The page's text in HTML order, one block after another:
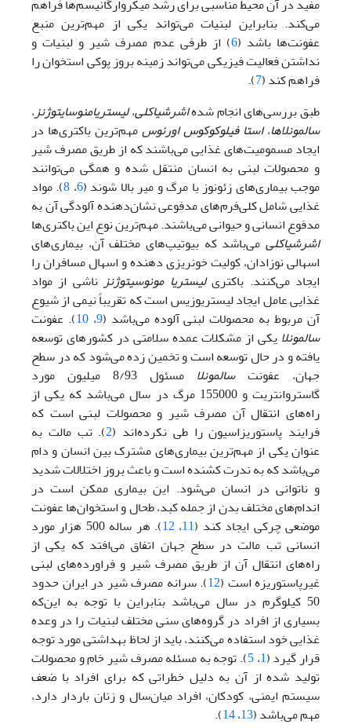
مفید در آن محیط مناسبی برای رشد میکروارگانیسم‌ها فراهم
می‌کند. بنابراین لبنیات می‌تواند یکی از مهم‌ترین منبع
عفونت‌ها باشد (6) از طرفی عدم مصرف شیر و لبنیات و
نداشتن فعالیت فیزیکی می‌تواند زمینه بروز پوکی استخوان را
فراهم کند (7
).
طبق بررسی‌های انجام شدهاشرشیاکلی،لیستریامنوسایتوژنز،
سالمونلاها،استا فیلوکوکوس اورئوسمهم‌ترین باکتری‌ها در
ایجاد مسمومیت‌های غذایی می‌باشند که از طریق مصرف شیر
و محصولات لبنی به انسان منتقل شده و همگی می‌توانند
موجب بیماری‌های زئونوز با مرگ و میر بالا شوند (6، 8). مواد
غذایی شامل کلی‌فرم‌های مدفوعی نشان‌دهنده آلودگی آن به
مدفوع انسانی و حیوانی می‌باشند. مهم‌ترین نوع این باکتری‌ها
اشرشیاکلی می‌باشد که بیوتیپ‌های مختلف آن، بیماری‌های
اسهالی نوزادان، کولیت خونریزی ‌دهنده و اسهال مسافران را
ایجاد می‌کنند. باکتریلیستریا مونوسیتوژنزناشی از مواد
غذایی عامل ایجاد لیستریوزیس است که تقریباً نیمی از شیوع
آن مربوط به محصولات لبنی آلوده می‌باشد (9،10). عفونت
سالمونلا یکی از مشکلات عمده سلامتی در کشورهای توسعه‌
یافته و در حال ‌توسعه است و تخمین زده می‌شود که در سطح
جهان، عفونتسالمونلا
مسئول 8/93 میلیون مورد
گاستروانتریت و 155000 مرگ در سال می‌باشد که یکی از
راه‌های انتقال آن مصرف شیر و محصولات لبنی است که
فرایند پاستوریزاسیون را طی نکرده‌اند (2). تب مالت به
عنوان یکی از مهم‌ترین بیماری‌های مشترک بین انسان و دام
می‌باشد که به ندرت کشنده است و باعث بروز اختلالات شدید
و ناتوانی در انسان می‌شود. این بیماری ممکن است در
اندام‌های مختلف بدن از جمله کبد، طحال و استخوان‌ها عفونت
موضعی چرکی ایجاد کند (11، 12
). هر ساله 500 هزار مورد
انسانی تب مالت در سطح جهان اتفاق می‌افتد که یکی از
راه‌های انتقال آن از طریق مصرف شیر و فراورده‌های لبنی
غیر‌پاستوریزه است (12). سرانه مصرف شیر در ایران حدود
50 کیلوگرم در سال می‌باشد بنابراین با توجه به این‌که
بسیاری از افراد در گروه‌های سنی مختلف لبنیات را در وعده
غذایی خود استفاده می‌کنند، باید از لحاظ بهداشتی مورد توجه
قرار گیرد (1،5). توجه به مسئله مصرف شیر خام و محصولات
تولید شده از آن به دلیل خطراتی که برای افراد با ضعف
سیستم ایمنی، کودکان، افراد میان‌سال و زنان باردار دارد،
مهم می‌باشد (13،14
).